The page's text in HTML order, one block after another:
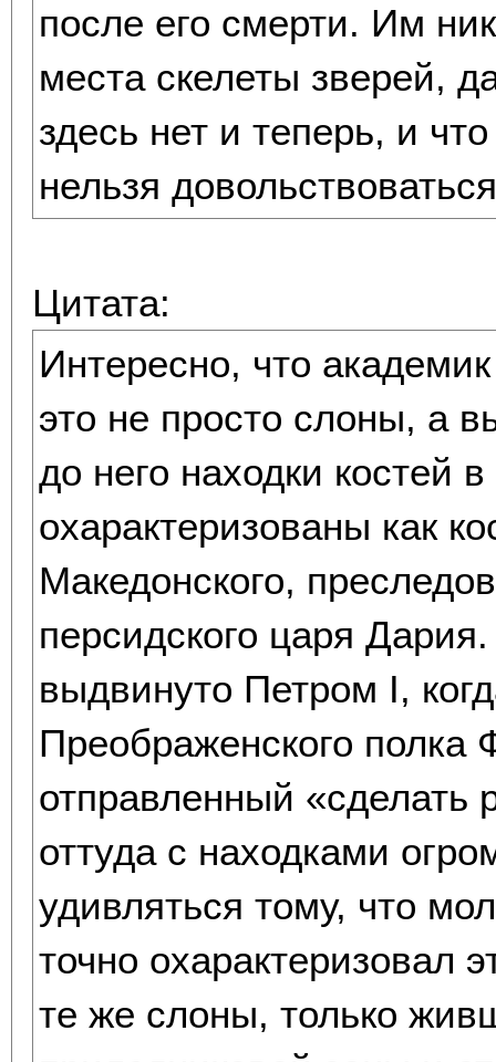
после его смерти. Им
места скелеты зверей,
здесь нет и теперь, и
нельзя
Цитата:
Интересно, что
это не просто слоны, а
до него находки костей
охарактеризованы как
Македонского,
персидского царя
выдвинуто Петром I,
Преображенского полка
отправленный «сделать
оттуда с находками
удивляться тому, что
точно охарактеризовал
те же слоны, только